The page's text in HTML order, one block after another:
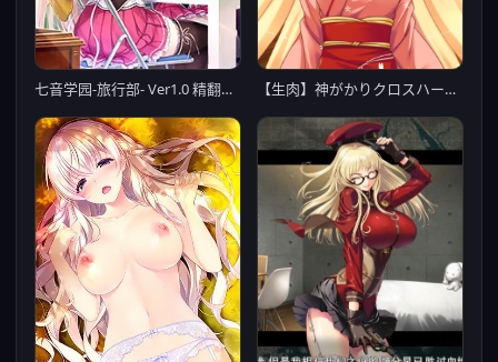
七音学园-旅行部- Ver1.0 精翻汉化版【PC10月】 【生肉】神がかりクロスハート！